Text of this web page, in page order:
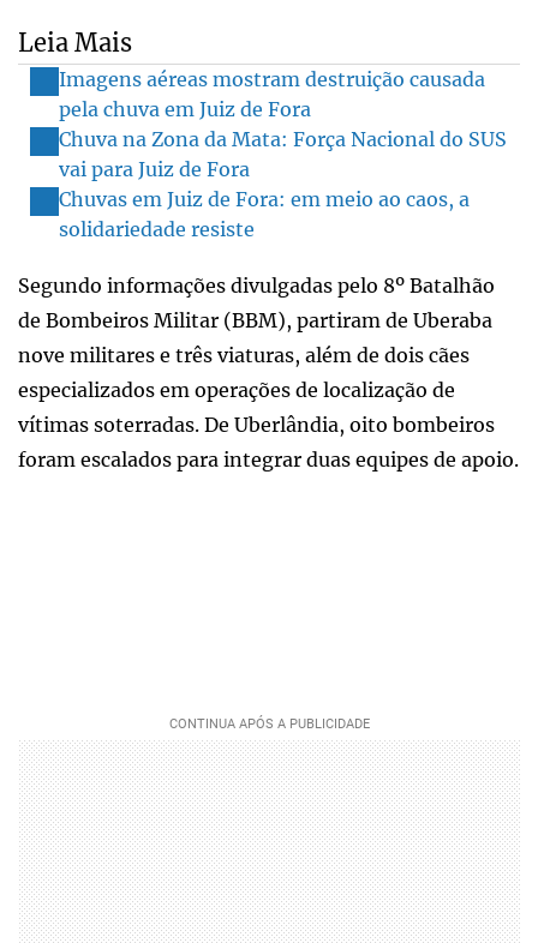
Leia Mais
Imagens aéreas mostram destruição causada
pela chuva em Juiz de Fora
Chuva na Zona da Mata: Força Nacional do SUS
vai para Juiz de Fora
Chuvas em Juiz de Fora: em meio ao caos, a
solidariedade resiste
Segundo informações divulgadas pelo 8º Batalhão
de Bombeiros Militar (BBM), partiram de Uberaba
nove militares e três viaturas, além de dois cães
especializados em operações de localização de
vítimas soterradas. De Uberlândia, oito bombeiros
foram escalados para integrar duas equipes de apoio.